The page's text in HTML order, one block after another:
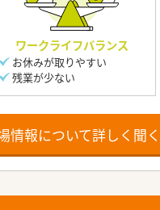
ワークライフバランス
お休みが取りやすい
残業が少ない
情報について詳しく聞く